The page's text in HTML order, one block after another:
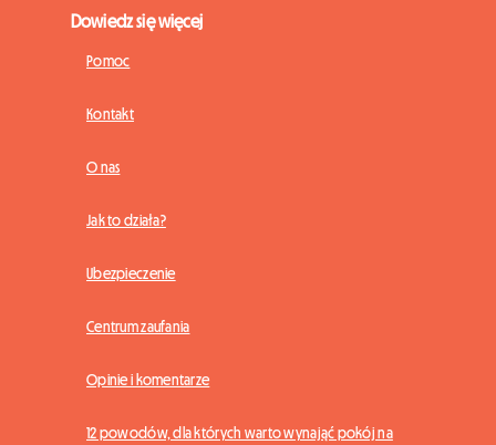
Dowiedz się więcej
Pomoc
Kontakt
O nas
Jak to działa?
Ubezpieczenie
Centrum zaufania
Opinie i komentarze
12 powodów, dla których warto wynająć pokój na